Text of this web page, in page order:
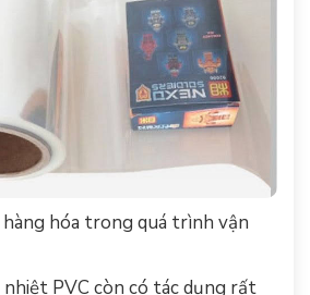
hóa trong quá trình vận
nhiệt PVC còn có tác dụng rất